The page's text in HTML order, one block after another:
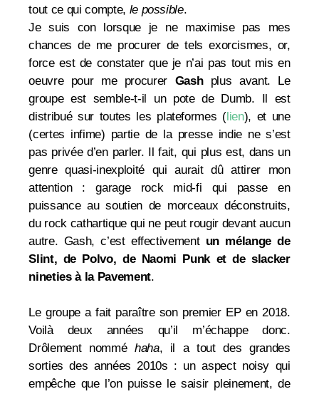
tout ce qui compte, le possible.
Je suis con lorsque je ne maximise pas mes
chances de me procurer de tels exorcismes, or,
force est de constater que je n’ai pas tout mis en
oeuvre pour me procurer Gash plus avant. Le
groupe est semble-t-il un pote de Dumb. Il est
distribué sur toutes les plateformes (lien), et une
(certes infime) partie de la presse indie ne s’est
pas privée d’en parler. Il fait, qui plus est, dans un
genre quasi-inexploité qui aurait dû attirer mon
attention : garage rock mid-fi qui passe en
puissance au soutien de morceaux déconstruits,
du rock cathartique qui ne peut rougir devant aucun
autre. Gash, c’est effectivement un mélange de
Slint, de Polvo, de Naomi Punk et de slacker
nineties à la Pavement.
Le groupe a fait paraître son premier EP en 2018.
Voilà deux années qu’il m’échappe donc.
Drôlement nommé haha, il a tout des grandes
sorties des années 2010s : un aspect noisy qui
empêche que l’on puisse le saisir pleinement, de